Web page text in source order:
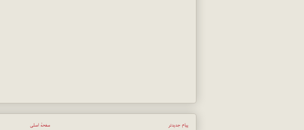
پیام جدیدتر صفحهٔ اصلی